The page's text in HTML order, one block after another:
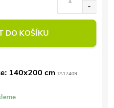
DO KOŠÍKU
140x200 cm TA17409